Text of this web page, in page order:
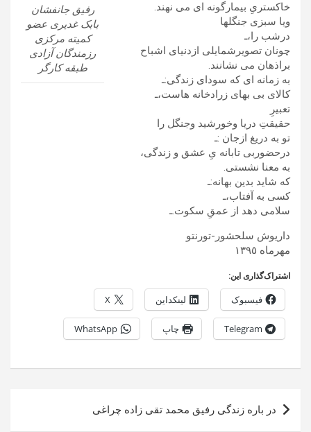
رفیق جانفشان
بابک غدیری عضو
کمیته مرکزی
رزمندگان آزادی
طبقه کارگر
خاکستریِ بیمارگونه ای می نهند.
ویا سبزی جنگلها
درشب را،ـ
چونان تصویرشمایلی ازدنیای اشباح
براذهان می نشانند.
به زمانه ای که سودای زندگی:ـ
کالای بی بهای زرادخانه هاست،ـ
تعبیرِ
حقیقتِ دریا وخورشید وجنگل را
تو به دریغ ازجان :ـ
درحضوربی تابانه یِ عشق و زندگی،
به معنا نشستی.
که شاید بدین بهانه:ـ
کسی به آفتاب،ـ
سلامی دهد از عمقِ سکوت.ـ
داریوش سلحشور-تورنتو
مهرماه ١٣٩٥
اشتراک‌گذاری این:
فیسبوک لینکداین X
Telegram چاپ WhatsApp
راهبری
نوشته
در باره زندگی رفیق محمد تقی زاده چراغی